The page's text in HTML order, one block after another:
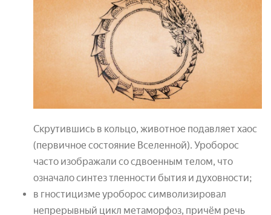
Скрутившись в кольцо, животное подавляет хаос
(первичное состояние Вселенной). Уроборос
часто изображали со сдвоенным телом, что
означало синтез тленности бытия и духовности;
в гностицизме уроборос символизировал
непрерывный цикл метаморфоз, причём речь